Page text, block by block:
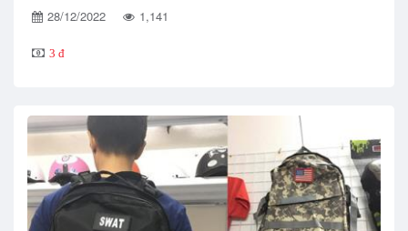
28/12/2022 1,141
3 đ